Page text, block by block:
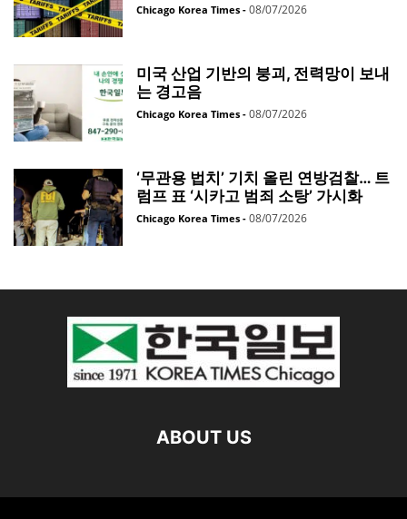
Chicago Korea Times - 08/07/2026
미국 산업 기반의 붕괴, 전력망이 보내
는 경고음
Chicago Korea Times - 08/07/2026
‘무관용 법치’ 기치 올린 연방검찰… 트
럼프 표 ‘시카고 범죄 소탕’ 가시화
Chicago Korea Times - 08/07/2026
ABOUT US